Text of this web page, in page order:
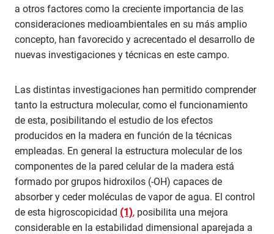
a otros factores como la creciente importancia de las
consideraciones medioambientales en su más amplio
concepto, han favorecido y acrecentado el desarrollo de
nuevas investigaciones y técnicas en este campo.
Las distintas investigaciones han permitido comprender
tanto la estructura molecular, como el funcionamiento
de esta, posibilitando el estudio de los efectos
producidos en la madera en función de la técnicas
empleadas. En general la estructura molecular de los
componentes de la pared celular de la madera está
formado por grupos hidroxilos (-OH) capaces de
absorber y ceder moléculas de vapor de agua. El control
de esta higroscopicidad (1), posibilita una mejora
considerable en la estabilidad dimensional aparejada a